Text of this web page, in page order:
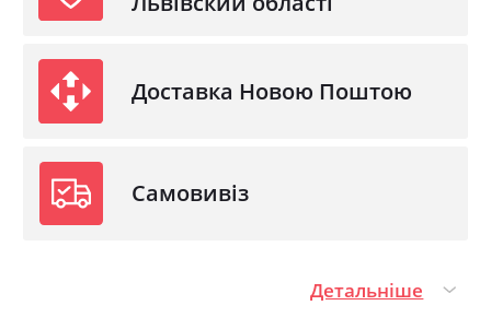
Доставка Новою Поштою
Самовивіз
Детальніше